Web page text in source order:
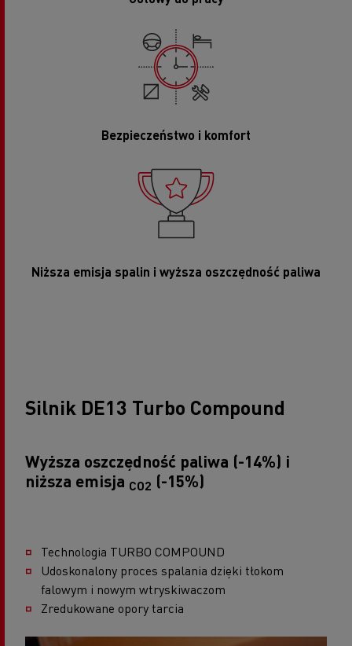
Bezpieczeństwo i komfort
Niższa emisja spalin i wyższa oszczędność paliwa
Silnik DE13 Turbo Compound
Wyższa oszczędność paliwa (-14%) i
niższa emisja CO2 (-15%)
Technologia TURBO COMPOUND
Udoskonalony proces spalania dzięki tłokom
falowym i nowym wtryskiwaczom
Zredukowane opory tarcia